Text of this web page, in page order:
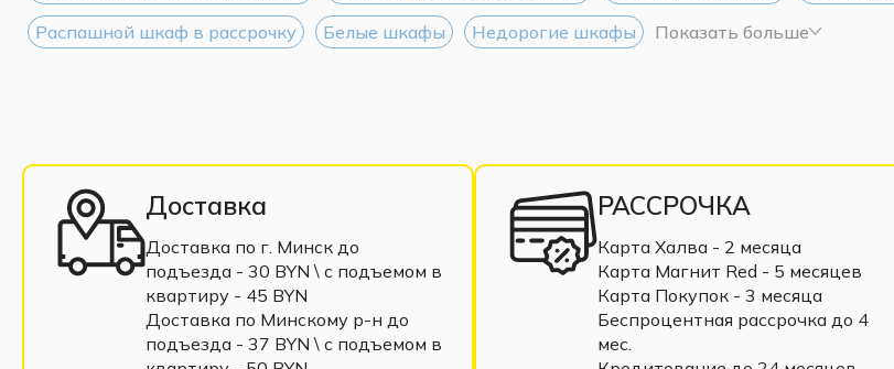
Распашной шкаф в рассрочку
Белые шкафы Недорогие шкафы Показать больше
Доставка
Доставка по г. Минск до
подъезда - 30 BYN \ c подъемом в
квартиру - 45 BYN
Доставка по Минскому р-н до
подъезда - 37 BYN \ c подъемом в
РАССРОЧКА
Карта Халва - 2 месяца
Карта Магнит Red - 5 месяцев
Карта Покупок - 3 месяца
Беспроцентная рассрочка до 4
мес.